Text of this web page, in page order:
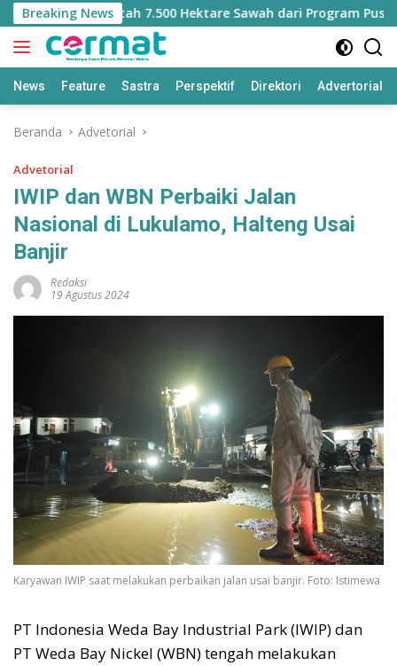
Langsung
ke
konten
Breaking NewsJatah 7.500 Hektare Sawah dari Program Pusat
News Feature Sastra Perspektif Direktori Advertorial
Beranda Advetorial
Advetorial
IWIP dan WBN Perbaiki Jalan
Nasional di Lukulamo, Halteng Usai
Banjir
Redaksi
19 Agustus 2024
Karyawan IWIP saat melakukan perbaikan jalan usai banjir. Foto: Istimewa
PT Indonesia Weda Bay Industrial Park (IWIP) dan
PT Weda Bay Nickel (WBN) tengah melakukan